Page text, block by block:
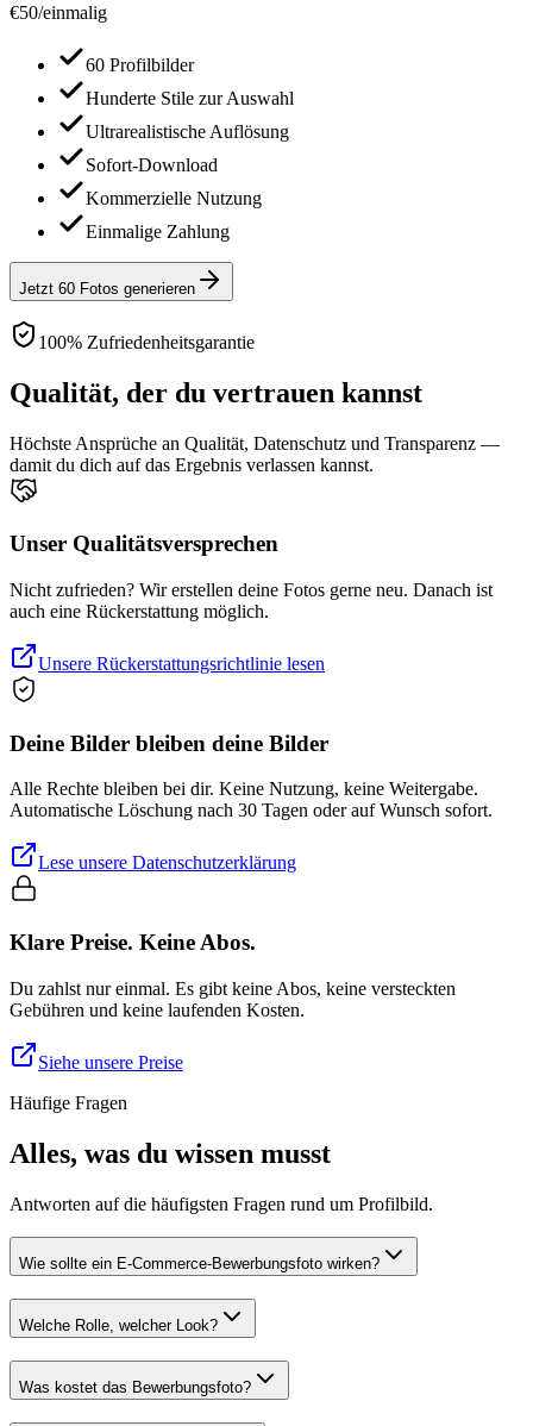
€50/einmalig
60 Profilbilder
Hunderte Stile zur Auswahl
Ultrarealistische Auflösung
Sofort-Download
Kommerzielle Nutzung
Einmalige Zahlung
Jetzt 60 Fotos generieren
100% Zufriedenheitsgarantie
Qualität, der du vertrauen kannst
Höchste Ansprüche an Qualität, Datenschutz und Transparenz —
damit du dich auf das Ergebnis verlassen kannst.
Unser Qualitätsversprechen
Nicht zufrieden? Wir erstellen deine Fotos gerne neu. Danach ist
auch eine Rückerstattung möglich.
Unsere Rückerstattungsrichtlinie lesen
Deine Bilder bleiben deine Bilder
Alle Rechte bleiben bei dir. Keine Nutzung, keine Weitergabe.
Automatische Löschung nach 30 Tagen oder auf Wunsch sofort.
Lese unsere Datenschutzerklärung
Klare Preise. Keine Abos.
Du zahlst nur einmal. Es gibt keine Abos, keine versteckten
Gebühren und keine laufenden Kosten.
Siehe unsere Preise
Häufige Fragen
Alles, was du wissen musst
Antworten auf die häufigsten Fragen rund um Profilbild.
Wie sollte ein E-Commerce-Bewerbungsfoto wirken?
Welche Rolle, welcher Look?
Was kostet das Bewerbungsfoto?